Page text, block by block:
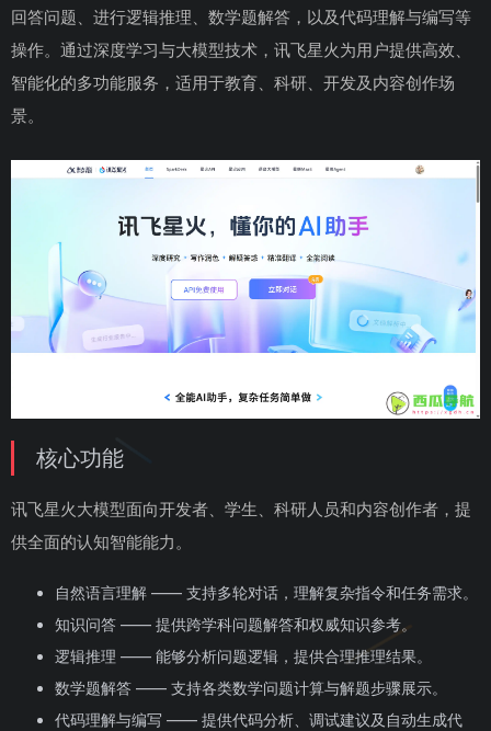
回答问题、进行逻辑推理、数学题解答，以及代码理解与编写等
操作。通过深度学习与大模型技术，讯飞星火为用户提供高效、
智能化的多功能服务，适用于教育、科研、开发及内容创作场
景。
核心功能
讯飞星火大模型面向开发者、学生、科研人员和内容创作者，提
供全面的认知智能能力。
自然语言理解 —— 支持多轮对话，理解复杂指令和任务需求。
知识问答 —— 提供跨学科问题解答和权威知识参考。
逻辑推理 —— 能够分析问题逻辑，提供合理推理结果。
数学题解答 —— 支持各类数学问题计算与解题步骤展示。
代码理解与编写 —— 提供代码分析、调试建议及自动生成代